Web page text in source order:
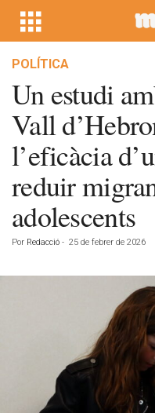
POLÍTICA
Un estudi
Vall
l’eficàcia
reduir
adolescents
Por Redacció - 25 de febrer de 2026